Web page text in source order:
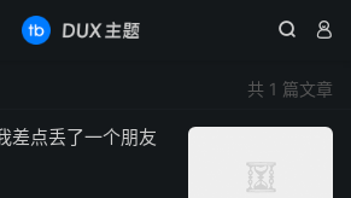
 
共 1 篇文章
差点丢了一个朋友